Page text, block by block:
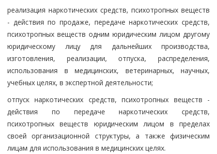
реализация наркотических средств, психотропных веществ
- действия по продаже, передаче наркотических средств,
психотропных веществ одним юридическим лицом другому
юридическому лицу для дальнейших производства,
изготовления, реализации, отпуска, распределения,
использования в медицинских, ветеринарных, научных,
учебных целях, в экспертной деятельности;
отпуск наркотических средств, психотропных веществ -
действия по передаче наркотических средств,
психотропных веществ юридическим лицом в пределах
своей организационной структуры, а также физическим
лицам для использования в медицинских целях.